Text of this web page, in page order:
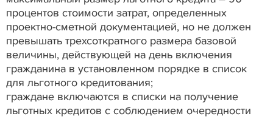
процентов стоимости затрат, определенных
проектно-сметной документацией, но не должен
превышать трехсоткратного размера базовой
величины, действующей на день включения
гражданина в установленном порядке в список
для льготного кредитования;
граждане включаются в списки на получение
льготных кредитов с соблюдением очередности